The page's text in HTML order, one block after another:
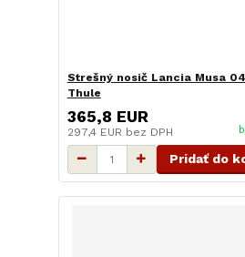
Strešný nosič Lancia Musa
Thule
365,8 EUR
297,4 EUR bez DPH
Pridať do